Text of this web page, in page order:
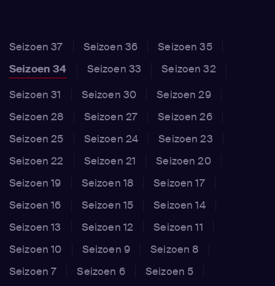
Seizoen 37 Seizoen 36
Seizoen 35
Seizoen 34
Seizoen 33
Seizoen 32
Seizoen 31
Seizoen 30
Seizoen 29
Seizoen 28
Seizoen 27
Seizoen 26
Seizoen 25
Seizoen 24
Seizoen 23
Seizoen 22
Seizoen 21
Seizoen 20
Seizoen 19
Seizoen 18
Seizoen 17
Seizoen 16
Seizoen 15
Seizoen 14
Seizoen 13
Seizoen 12
Seizoen 11
Seizoen 10
Seizoen 9
Seizoen 8
Seizoen 7
Seizoen 6
Seizoen 5